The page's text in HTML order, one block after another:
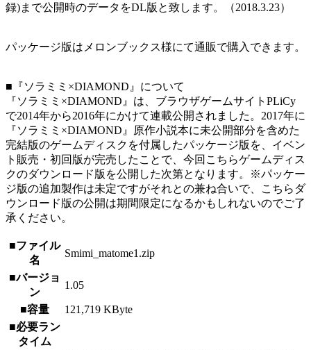
録)まで公開時のデータをDL版と致します。（2018.3.23）
パッケージ版はメロンブックス様にて通販で購入できます。
■『ソラミミ×DIAMOND』について
『ソラミミ×DIAMOND』は、ブラウザゲームサイトPLiCy
で2014年から2016年にかけて連載公開されました。2017年に
『ソラミミ×DIAMOND』原作小説本に未公開部分を含めた
完結版のゲームディスクを付属したパッケージ版を、イベン
ト販売・初回版が完売したことで、今回こちらゲームディス
クのダウンロード版を公開した次第となります。※パッケー
ジ版の追加製作は未定ですがそれとの兼ね合いで、こちらダ
ウンロード版の公開は期間限定になるかもしれないのでご了
承ください。
■ファイル
名
Smimi_matome1.zip
■バージョ
ン
1.05
■容量
121,719 KByte
■必要ラン
タイム